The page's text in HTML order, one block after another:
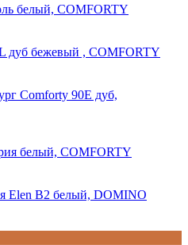
белый, COMFORTY
дуб бежевый , COMFORTY
Comforty 90E дуб,
белый, COMFORTY
Elen В2 белый, DOMINO